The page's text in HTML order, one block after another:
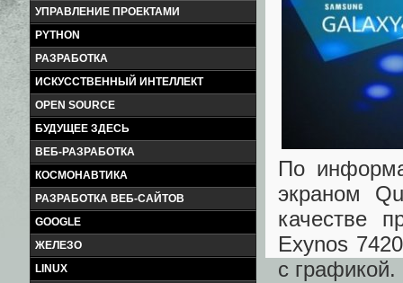
УПРАВЛЕНИЕ ПРОЕКТАМИ
PYTHON
РАЗРАБОТКА
ИСКУССТВЕННЫЙ ИНТЕЛЛЕКТ
OPEN SOURCE
БУДУЩЕЕ ЗДЕСЬ
ВЕБ-РАЗРАБОТКА
КОСМОНАВТИКА
РАЗРАБОТКА ВЕБ-САЙТОВ
GOOGLE
ЖЕЛЕЗО
LINUX
По
экраном
качестве
Exynos
с графикой.